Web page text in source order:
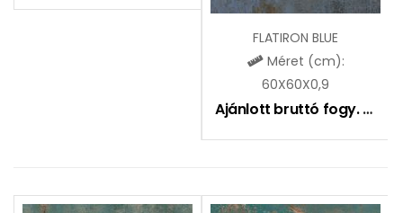
FLATIRON BLUE
Méret (cm):
60X60X0,9
Ajánlott bruttó fogy. ár: